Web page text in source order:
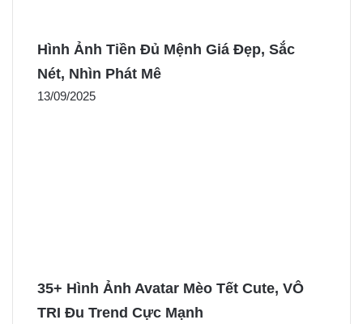
Hình Ảnh Tiền Đủ Mệnh Giá Đẹp, Sắc
Nét, Nhìn Phát Mê
13/09/2025
35+ Hình Ảnh Avatar Mèo Tết Cute, VÔ
TRI Đu Trend Cực Mạnh